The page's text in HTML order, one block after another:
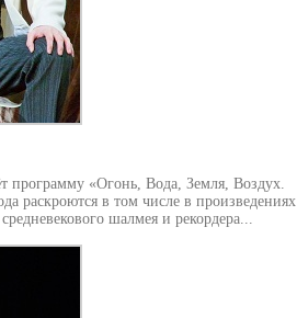
программу «Огонь, Вода, Земля, Воздух.
раскроются в том числе в произведениях
шалмея и рекордера...